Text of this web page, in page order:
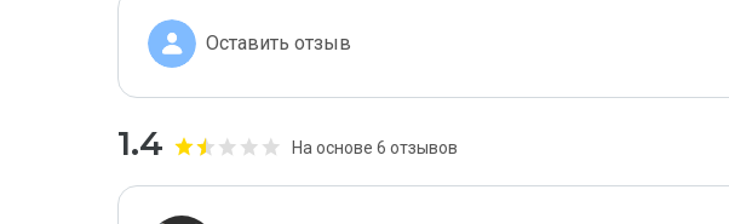
Оставить отзыв
1.4 На основе 6 отзывов